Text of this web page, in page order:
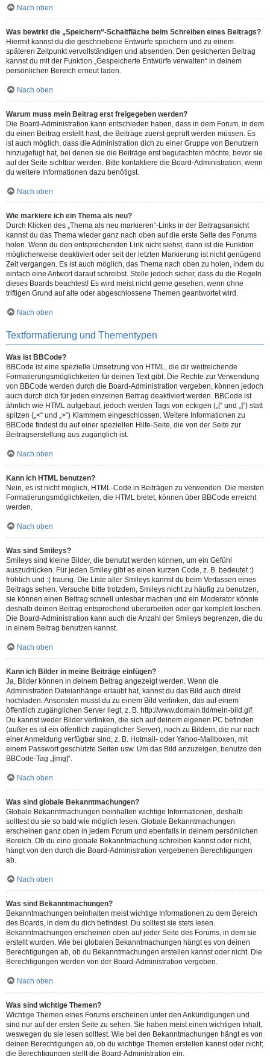
Nach oben
Was bewirkt die „Speichern“-Schaltfläche beim Schreiben eines Beitrags?
Hiermit kannst du die geschriebene Entwürfe speichern und zu einem
späteren Zeitpunkt vervollständigen und absenden. Den gesicherten Beitrag
kannst du mit der Funktion „Gespeicherte Entwürfe verwalten“ in deinem
persönlichen Bereich erneut laden.
Nach oben
Warum muss mein Beitrag erst freigegeben werden?
Die Board-Administration kann entschieden haben, dass in dem Forum, in dem
du einen Beitrag erstellt hast, die Beiträge zuerst geprüft werden müssen. Es
ist auch möglich, dass die Administration dich zu einer Gruppe von Benutzern
hinzugefügt hat, bei denen sie die Beiträge erst begutachten möchte, bevor sie
auf der Seite sichtbar werden. Bitte kontaktiere die Board-Administration, wenn
du weitere Informationen dazu benötigst.
Nach oben
Wie markiere ich ein Thema als neu?
Durch Klicken des „Thema als neu markieren“-Links in der Beitragsansicht
kannst du das Thema wieder ganz nach oben auf die erste Seite des Forums
holen. Wenn du den entsprechenden Link nicht siehst, dann ist die Funktion
möglicherweise deaktiviert oder seit der letzten Markierung ist nicht genügend
Zeit vergangen. Es ist auch möglich, das Thema nach oben zu holen, indem du
einfach eine Antwort darauf schreibst. Stelle jedoch sicher, dass du die Regeln
dieses Boards beachtest! Es wird meist nicht gerne gesehen, wenn ohne
triftigen Grund auf alte oder abgeschlossene Themen geantwortet wird.
Nach oben
Textformatierung und Thementypen
Was ist BBCode?
BBCode ist eine spezielle Umsetzung von HTML, die dir weitreichende
Formatierungsmöglichkeiten für deinen Text gibt. Die Rechte zur Verwendung
von BBCode werden durch die Board-Administration vergeben, können jedoch
auch durch dich für jeden einzelnen Beitrag deaktiviert werden. BBCode ist
ähnlich wie HTML aufgebaut, jedoch werden Tags von eckigen („[“ und „]“) statt
spitzen („<“ und „>“) Klammern eingeschlossen. Weitere Informationen zu
BBCode findest du auf einer speziellen Hilfe-Seite, die von der Seite zur
Beitragserstellung aus zugänglich ist.
Nach oben
Kann ich HTML benutzen?
Nein, es ist nicht möglich, HTML-Code in Beiträgen zu verwenden. Die meisten
Formatierungsmöglichkeiten, die HTML bietet, können über BBCode erreicht
werden.
Nach oben
Was sind Smileys?
Smileys sind kleine Bilder, die benutzt werden können, um ein Gefühl
auszudrücken. Für jeden Smiley gibt es einen kurzen Code, z. B. bedeutet :)
fröhlich und :( traurig. Die Liste aller Smileys kannst du beim Verfassen eines
Beitrags sehen. Versuche bitte trotzdem, Smileys nicht zu häufig zu benutzen,
sie können einen Beitrag schnell unlesbar machen und ein Moderator könnte
deshalb deinen Beitrag entsprechend überarbeiten oder gar komplett löschen.
Die Board-Administration kann auch die Anzahl der Smileys begrenzen, die du
in einem Beitrag benutzen kannst.
Nach oben
Kann ich Bilder in meine Beiträge einfügen?
Ja, Bilder können in deinem Beitrag angezeigt werden. Wenn die
Administration Dateianhänge erlaubt hat, kannst du das Bild auch direkt
hochladen. Ansonsten musst du zu einem Bild verlinken, das auf einem
öffentlich zugänglichen Server liegt, z. B. http://www.domain.tld/mein-bild.gif.
Du kannst weder Bilder verlinken, die sich auf deinem eigenen PC befinden
(außer es ist ein öffentlich zugänglicher Server), noch zu Bildern, die nur nach
einer Anmeldung verfügbar sind, z. B. Hotmail- oder Yahoo-Mailboxen, mit
einem Passwort geschützte Seiten usw. Um das Bild anzuzeigen, benutze den
BBCode-Tag „[img]“.
Nach oben
Was sind globale Bekanntmachungen?
Globale Bekanntmachungen beinhalten wichtige Informationen, deshalb
solltest du sie so bald wie möglich lesen. Globale Bekanntmachungen
erscheinen ganz oben in jedem Forum und ebenfalls in deinem persönlichen
Bereich. Ob du eine globale Bekanntmachung schreiben kannst oder nicht,
hängt von den durch die Board-Administration vergebenen Berechtigungen
ab.
Nach oben
Was sind Bekanntmachungen?
Bekanntmachungen beinhalten meist wichtige Informationen zu dem Bereich
des Boards, in dem du dich befindest. Du solltest sie stets lesen.
Bekanntmachungen erscheinen oben auf jeder Seite des Forums, in dem sie
erstellt wurden. Wie bei globalen Bekanntmachungen hängt es von deinen
Berechtigungen ab, ob du Bekanntmachungen erstellen kannst oder nicht. Die
Berechtigungen werden von der Board-Administration vergeben.
Nach oben
Was sind wichtige Themen?
Wichtige Themen eines Forums erscheinen unter den Ankündigungen und
sind nur auf der ersten Seite zu sehen. Sie haben meist einen wichtigen Inhalt,
weswegen du sie lesen solltest. Wie bei den Bekanntmachungen hängt es von
deinen Berechtigungen ab, ob du wichtige Themen erstellen kannst oder nicht;
die Berechtigungen stellt die Board-Administration ein.